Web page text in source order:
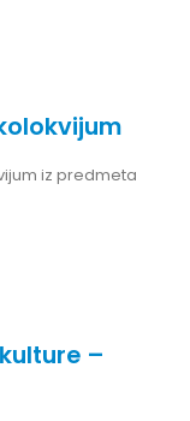
iz predmeta
–